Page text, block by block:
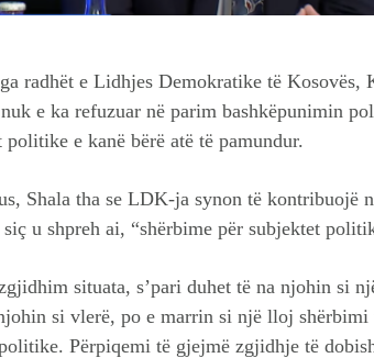
radhët e Lidhjes Demokratike të Kosovës,
e ka refuzuar në parim bashkëpunimin
e kanë bërë atë të pamundur.
Shala tha se LDK-ja synon të kontribuojë
u shpreh ai, “shërbime për subjektet
situata, s’pari duhet të na njohin si
si vlerë, po e marrin si një lloj shërbimi
Përpiqemi të gjejmë zgjidhje të